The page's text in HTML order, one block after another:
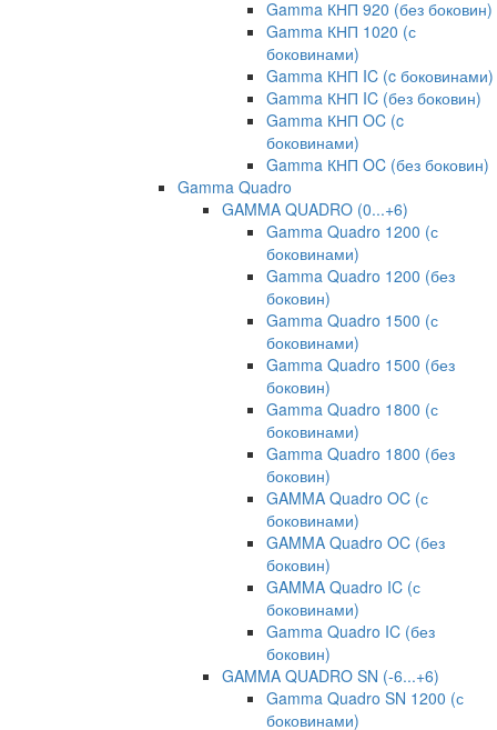
Gamma КНП 920 (без боковин)
Gamma КНП 1020 (с
боковинами)
Gamma КНП IC (c боковинами)
Gamma КНП IC (без боковин)
Gamma КНП OC (c
боковинами)
Gamma КНП OC (без боковин)
Gamma Quadro
GAMMA QUADRO (0...+6)
Gamma Quadro 1200 (с
боковинами)
Gamma Quadro 1200 (без
боковин)
Gamma Quadro 1500 (с
боковинами)
Gamma Quadro 1500 (без
боковин)
Gamma Quadro 1800 (с
боковинами)
Gamma Quadro 1800 (без
боковин)
GAMMA Quadro OC (с
боковинами)
GAMMA Quadro OC (без
боковин)
GAMMA Quadro IC (с
боковинами)
Gamma Quadro IC (без
боковин)
GAMMA QUADRO SN (-6...+6)
Gamma Quadro SN 1200 (с
боковинами)